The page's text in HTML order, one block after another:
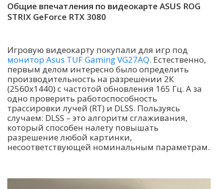
Общие впечатления по видеокарте ASUS ROG
STRIX GeForce RTX 3080
Игровую видеокарту покупали для игр под
монитор Asus TUF Gaming VG27AQ. Естественно,
первым делом интересно было определить
производительность на разрешении 2К
(2560х1440) с частотой обновления 165 Гц. А за
одно проверить работоспособность
трассировки лучей (RT) и DLSS. Пользуясь
случаем: DLSS – это алгоритм сглаживания,
который способен налету повышать
разрешение любой картинки,
несоответствующей номинальным параметрам.